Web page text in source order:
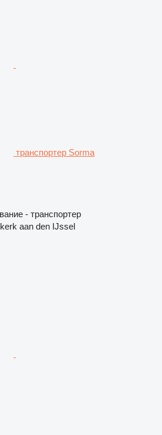
транспортер Sorma
- транспортер
aan den IJssel